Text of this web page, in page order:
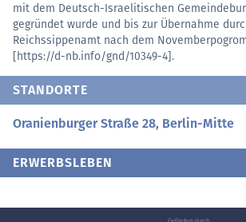
mit dem Deutsch-Israelitischen
gegründet wurde und bis zur Übernahme
Reichssippenamt nach dem
[https://d-nb.info/gnd/10349-4].
STANDORTE
Oranienburger Straße 28, Berlin-Mitte
ERWERBSLEBEN